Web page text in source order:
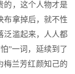
的，这个人物才是
布拿掉后，就不性
泛滥起来，人人都
”一词，延续到了
梅兰芳红颜知己的